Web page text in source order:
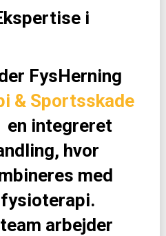
i
FysHerning
& Sportsskade
en integreret
hvor
med
arbejder